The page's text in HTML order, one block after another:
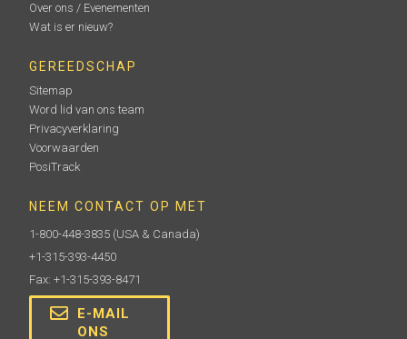
Over ons / Evenementen
Wat is er nieuw?
GEREEDSCHAP
Sitemap
Word lid van ons team
Privacyverklaring
Voorwaarden
PosiTrack
NEEM CONTACT OP MET
1-800-448-3835 (USA & Canada)
+1-315-393-4450
Fax: +1-315-393-8471
E-MAIL
ONS